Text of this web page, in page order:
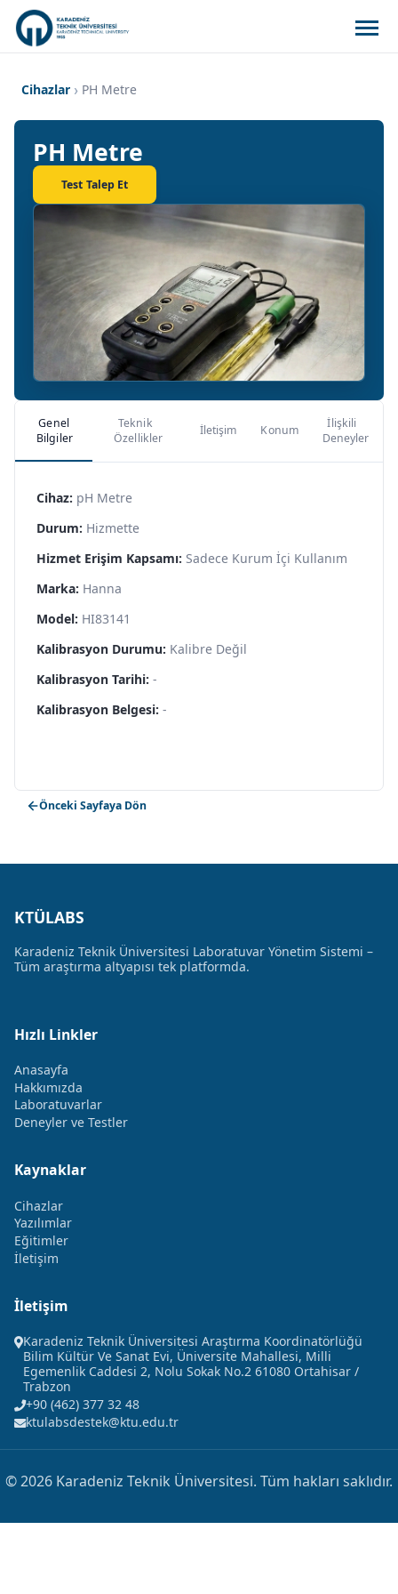
Cihazlar PH Metre
PH Metre
Test Talep Et
Genel
Bilgiler
Teknik
Özellikler
İletişim Konum
İlişkili
Deneyler
Cihaz: pH Metre
Durum: Hizmette
Hizmet Erişim Kapsamı: Sadece Kurum İçi Kullanım
Marka: Hanna
Model: HI83141
Kalibrasyon Durumu: Kalibre Değil
Kalibrasyon Tarihi: -
Kalibrasyon Belgesi: -
Önceki Sayfaya Dön
KTÜLABS
Karadeniz Teknik Üniversitesi Laboratuvar Yönetim Sistemi –
Tüm araştırma altyapısı tek platformda.
Hızlı Linkler
Anasayfa
Hakkımızda
Laboratuvarlar
Deneyler ve Testler
Kaynaklar
Cihazlar
Yazılımlar
Eğitimler
İletişim
İletişim
Karadeniz Teknik Üniversitesi Araştırma Koordinatörlüğü
Bilim Kültür Ve Sanat Evi, Üniversite Mahallesi, Milli
Egemenlik Caddesi 2, Nolu Sokak No.2 61080 Ortahisar /
Trabzon
+90 (462) 377 32 48
ktulabsdestek@ktu.edu.tr
© 2026 Karadeniz Teknik Üniversitesi. Tüm hakları saklıdır.